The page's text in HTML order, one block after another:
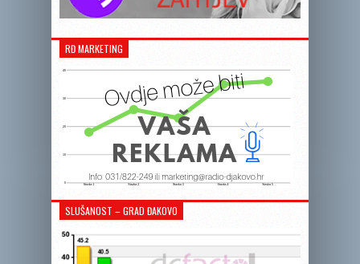
RĐ MARKETING
SLUŠANOST – GRAD ĐAKOVO